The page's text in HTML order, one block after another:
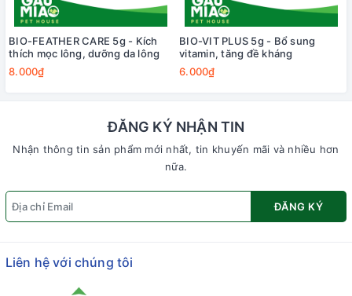
BIO-FEATHER CARE 5g - Kích
thích mọc lông, dưỡng da lông
8.000₫
BIO-VIT PLUS 5g - Bổ sung
vitamin, tăng đề kháng
6.000₫
ĐĂNG KÝ NHẬN TIN
Nhận thông tin sản phẩm mới nhất, tin khuyến mãi và nhiều hơn
nữa.
ĐĂNG KÝ
Liên hệ với chúng tôi